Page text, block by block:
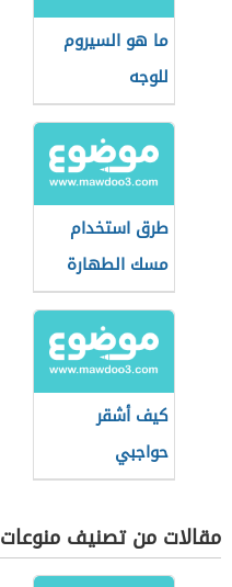
ما هو السيروم
للوجه
طرق استخدام
مسك الطهارة
كيف أشقر
حواجبي
مقالات من تصنيف منوعات